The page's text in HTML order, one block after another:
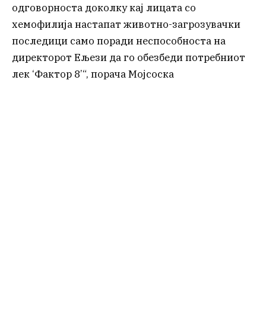
одговорноста доколку кај лицата со
хемофилија настапат животно-загрозувачки
последици само поради неспособноста на
директорот Ељези да го обезбеди потребниот
лек ‘Фактор 8’“, порача Мојсоска